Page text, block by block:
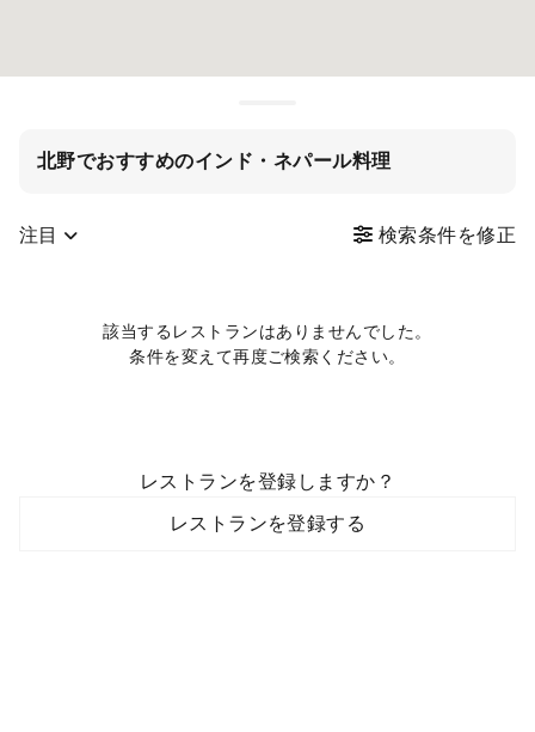
北野でおすすめのインド・ネパール料理
注目 検索条件を修正
該当するレストランはありませんでした。
条件を変えて再度ご検索ください。
レストランを登録しますか？
レストランを登録する